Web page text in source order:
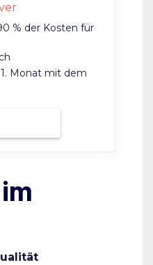
% der Kosten für
Monat mit dem